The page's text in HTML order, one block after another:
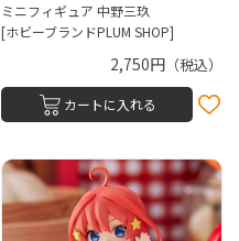
ミニフィギュア 中野三玖
[ホビーブランドPLUM SHOP]
2,750円 （税込）
カートに入れる